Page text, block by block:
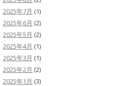
2025年7月 (1)
2025年6月 (2)
2025年5月 (2)
2025年4月 (1)
2025年3月 (1)
2025年2月 (2)
2025年1月 (3)